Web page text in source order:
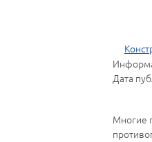
Дата
Многие